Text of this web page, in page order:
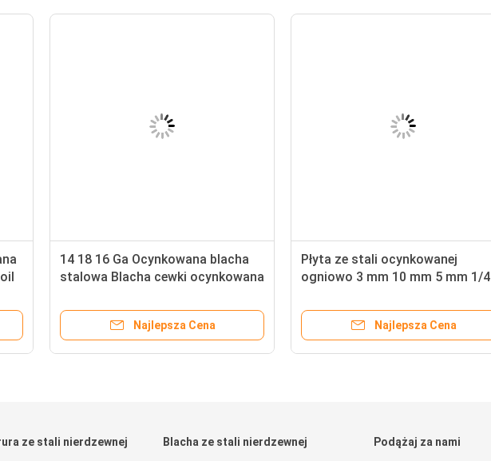
14 18 16 Ga Ocynkowana blacha
stalowa Blacha cewki ocynkowana
Certyfikat CE
Najlepsza Cena
Płyta ze stali ocynkowanej
ogniowo 3 mm 10 mm 5 mm 1/4
Najlepsza Cena
ze stali nierdzewnej Blacha ze stali nierdzewnej Podążaj za nami